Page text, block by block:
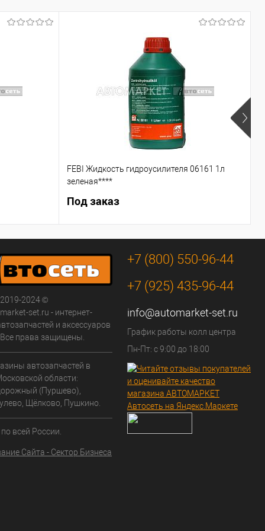
FEBI Жидкость гидроусилителя 06161 1л
зеленая****
Под заказ
2024 ©
set.ru - интернет-
и аксессуаров
права защищены.
автозапчастей в
области:
(Пуршево),
Щёлково, Пушкино.
всей России.
Сайта - Сектор Бизнеса
+7 (800) 550-96-44
+7 (925) 435-96-44
info@automarket-set.ru
График работы колл центра
Пн-Пт: с 9:00 до 18:00